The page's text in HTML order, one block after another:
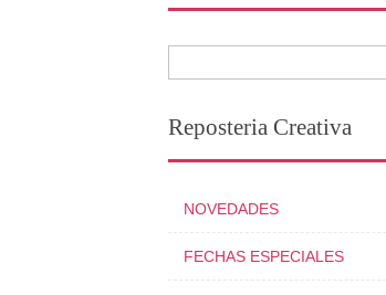
Reposteria Creativa
NOVEDADES
FECHAS ESPECIALES